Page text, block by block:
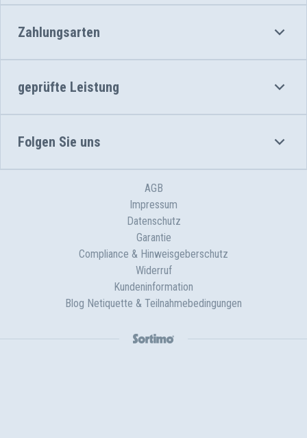
Zahlungsarten
geprüfte Leistung
Folgen Sie uns
AGB
Impressum
Datenschutz
Garantie
Compliance & Hinweisgeberschutz
Widerruf
Kundeninformation
Blog Netiquette & Teilnahmebedingungen